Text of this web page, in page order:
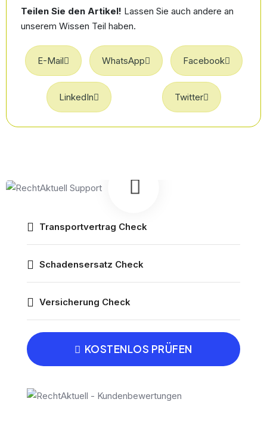
Teilen Sie den Artikel! Lassen Sie auch andere an
unserem Wissen Teil haben.
E-Mail WhatsApp Facebook
LinkedIn Twitter
Transportvertrag Check
Schadensersatz Check
Versicherung Check
KOSTENLOS PRÜFEN